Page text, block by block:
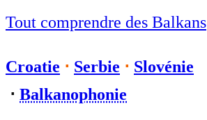
Tout comprendre des Balkans
Croatie ⋅ Serbie ⋅ Slovénie
⋅ Balkanophonie